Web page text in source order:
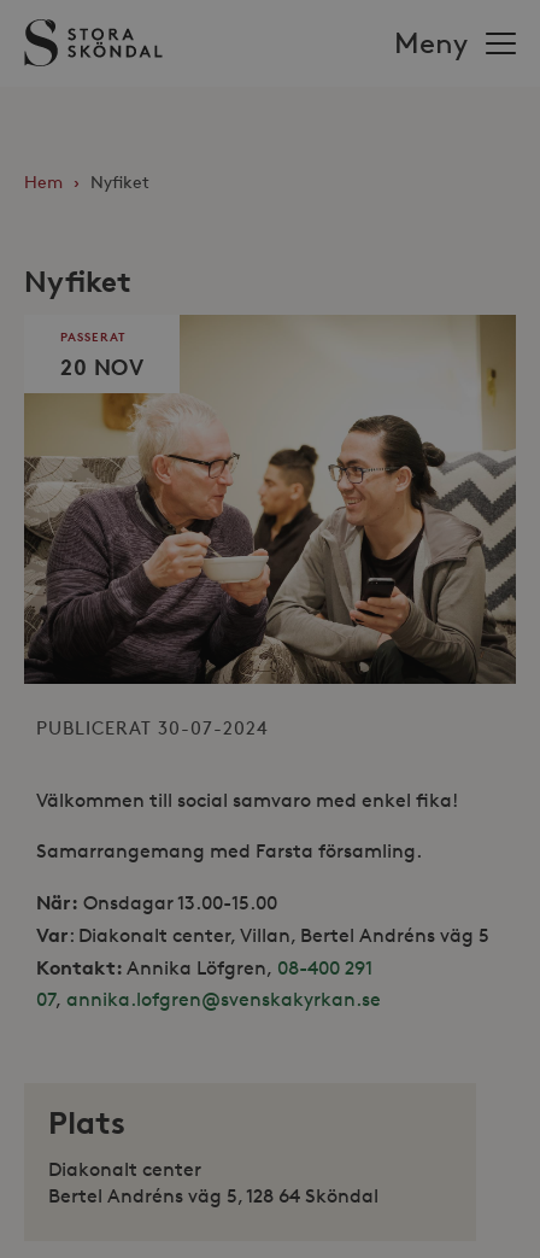
Stora
Sköndal
Meny
Hem › Nyfiket
Nyfiket
PASSERAT
20 NOV
PUBLICERAT 30-07-2024
Välkommen till social samvaro med enkel fika!
Samarrangemang med Farsta församling.
När: Onsdagar 13.00-15.00
Var: Diakonalt center, Villan, Bertel Andréns väg 5
Kontakt: Annika Löfgren, 08-400 291
07, annika.lofgren@svenskakyrkan.se
Plats
Diakonalt center
Bertel Andréns väg 5, 128 64 Sköndal